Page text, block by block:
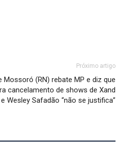
Próximo artigo
Mossoró (RN) rebate MP e diz que
cancelamento de shows de Xand
Wesley Safadão “não se justifica”